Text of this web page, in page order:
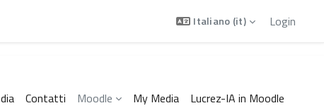
Italiano ‎(it)‎ Login
Contatti Moodle My Media Lucrez-IA in Moodle